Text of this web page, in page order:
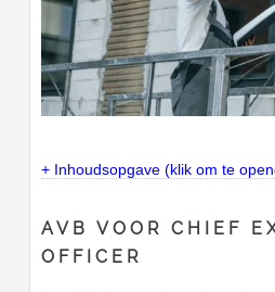
+ Inhoudsopgave (klik om te
AVB VOOR CHIEF
OFFICER